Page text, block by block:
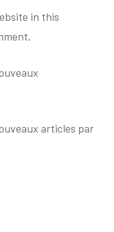
in this
articles par